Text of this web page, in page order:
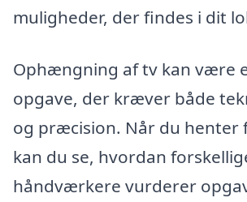
muligheder, der findes i dit
Ophængning af tv kan være
opgave, der kræver både
og præcision. Når du henter
kan du se, hvordan
håndværkere vurderer